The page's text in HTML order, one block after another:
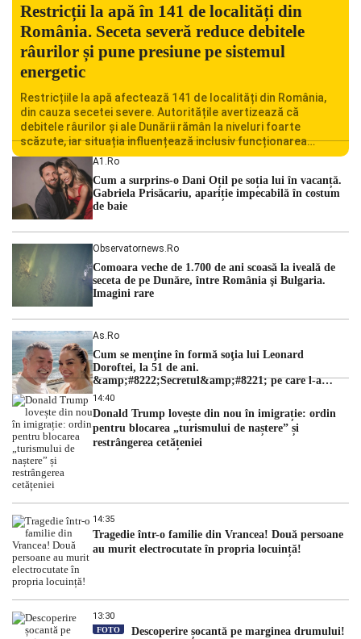
Restricții la apă în 141 de localități din
România. Seceta severă reduce debitele
râurilor și pune presiune pe sistemul
energetic
Restricțiile la apă afectează 141 de localități din România,
din cauza secetei severe. Autoritățile avertizează că
debitele râurilor și ale Dunării rămân la niveluri foarte
scăzute, iar situația influențează inclusiv funcționarea
Centralei Nucleare de la Cernavodă. România se confruntă
cu una dintre cele mai dificile perioade din punct de vedere
hidrologic din ultimii ani. Lipsa […]
A1.ro
Cum a surprins-o Dani Oțil pe soția lui în vacanță.
Gabriela Prisăcariu, apariție impecabilă în costum
de baie
Observatornews.ro
Comoara veche de 1.700 de ani scoasă la iveală de
seceta de pe Dunăre, între România şi Bulgaria.
Imagini rare
As.ro
Cum se menţine în formă soţia lui Leonard
Doroftei, la 51 de ani.
&amp;#8222;Secretul&amp;#8221; pe care l-a
dezvăluit
14:40
Donald Trump lovește din nou în imigrație: ordin
pentru blocarea „turismului de naștere” și
restrângerea cetățeniei
14:35
Tragedie într-o familie din Vrancea! Două persoane
au murit electrocutate în propria locuință!
13:30
FOTO
Descoperire șocantă pe marginea drumului!